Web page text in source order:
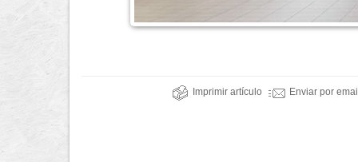
Imprimir artículo Enviar por